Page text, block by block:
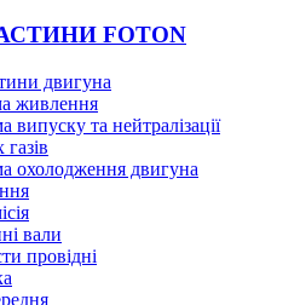
FOTON
двигуна
живлення
випуску та нейтралізації
охолодження двигуна
вали
провідні